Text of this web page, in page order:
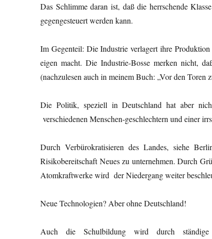
Das Schlimme daran ist, daß die herrschende
gegengesteuert werden kann.
Im Gegenteil: Die Industrie verlagert ihre
eigen macht. Die Industrie-Bosse merken nicht,
(nachzulesen auch in meinem Buch: „Vor den Toren
Die Politik, speziell in Deutschland hat aber
verschiedenen Menschen-geschlechtern und einer
Durch Verbürokratisieren des Landes, siehe
Risikobereitschaft Neues zu unternehmen. Durch
Atomkraftwerke wird der Niedergang weiter
Neue Technologien? Aber ohne Deutschland!
Auch die Schulbildung wird durch ständige